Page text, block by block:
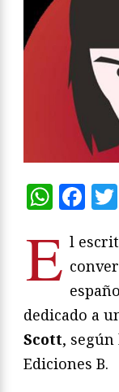
E l
dedicado a
Scott,
Ediciones B.